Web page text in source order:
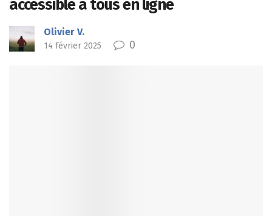
accessible à tous en ligne
Olivier V.
14 février 2025 0